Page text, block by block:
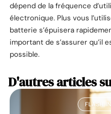
dépend de la fréquence
électronique. Plus vous
batterie s’épuisera
important de s’assurer qu’il
possible.
D'autres articles
FLASH